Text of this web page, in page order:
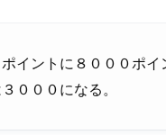
イントに８０００ポ
０００になる。